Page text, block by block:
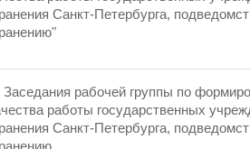
Санкт-Петербурга,
Заседания рабочей группы по
работы государственных
Санкт-Петербурга,